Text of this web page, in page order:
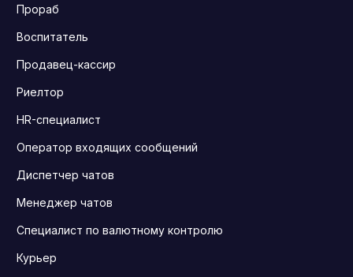
Прораб
Воспитатель
Продавец-кассир
Риелтор
HR-специалист
Оператор входящих сообщений
Диспетчер чатов
Менеджер чатов
Специалист по валютному контролю
Курьер